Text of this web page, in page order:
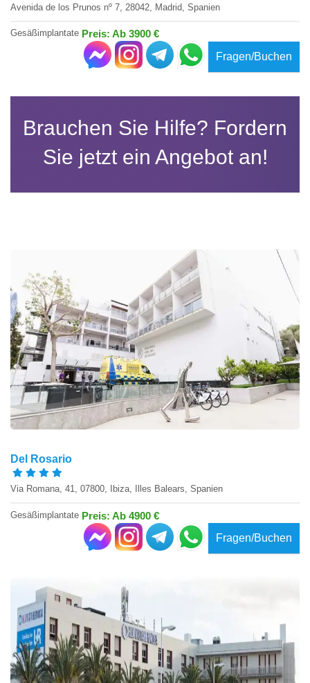
Avenida de los Prunos nº 7, 28042, Madrid, Spanien
Gesäßimplantate Preis: Ab 3900 €
Fragen/Buchen
Brauchen Sie Hilfe? Fordern
Sie jetzt ein Angebot an!
Del Rosario
Via Romana, 41, 07800, Ibiza, Illes Balears, Spanien
Gesäßimplantate Preis: Ab 4900 €
Fragen/Buchen